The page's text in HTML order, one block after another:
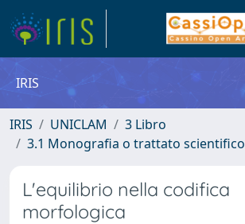
IRIS
IRIS UNICLAM
3 Libro
3.1 Monografia o trattato scientifico
L'equilibrio nella codifica
morfologica